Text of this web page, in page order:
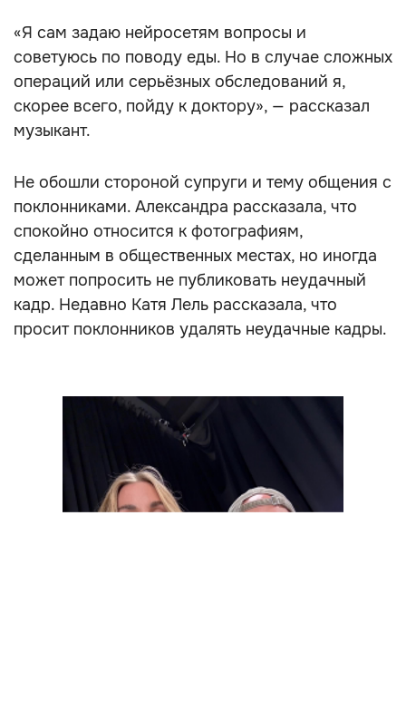
«Я сам задаю нейросетям вопросы и
советуюсь по поводу еды. Но в случае сложных
операций или серьёзных обследований я,
скорее всего, пойду к доктору», — рассказал
музыкант.
Не обошли стороной супруги и тему общения с
поклонниками. Александра рассказала, что
спокойно относится к фотографиям,
сделанным в общественных местах, но иногда
может попросить не публиковать неудачный
кадр. Недавно Катя Лель рассказала, что
просит поклонников удалять неудачные кадры.